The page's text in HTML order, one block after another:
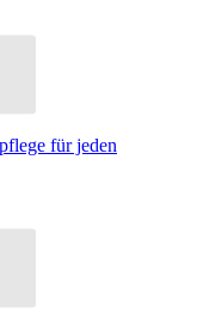
für jeden